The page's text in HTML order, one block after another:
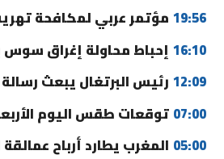
19:56 مؤتمر عربي لمكافحة
16:10 إحباط محاولة إغراق سوس
12:09 رئيس البرتغال يبعث
07:00 توقعات طقس اليوم
05:00 المغرب يطارد أرباح